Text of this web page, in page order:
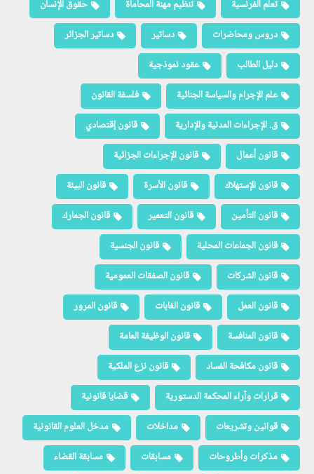
تعلم الفرنسية تنظيم مهنة المحاماة
حقوق الإنسان
دروس ومحاضرات
دساتير
دساتير الجزائر
دليل الطالب
عقود نموذجية
علم الإجرام والسياسة الجنائية
فلسفة القانون
ق. الإجراءات المدنية والإدارية
قانون إقتصادي
قانون أعمال
قانون الإجراءات الجزائية
قانون الإستهلاك
قانون الأسرة
قانون البيئة
قانون التأمين
قانون التعمير
قانون الجمارك
قانون الجماعات المحلية
قانون الجنسية
قانون الشركات
قانون الصفقات العمومية
قانون العمل
قانون الغابات
قانون المرور
قانون المنافسة
قانون الوظيفة العامة
قانون مكافحة الفساد
قانون نزع الملكية
قرارات وآراء المحكمة الدستورية
قضايا قانونية
قوانين وتشريعات
مداخلات
مدخل العلوم القانونية
مذكرات وأطروحات
مسابقات
مسابقة القضاء